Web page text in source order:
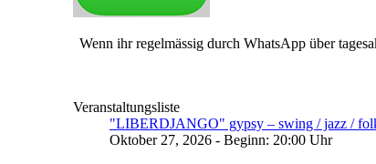
Wenn ihr regelmässig durch WhatsApp über
Veranstaltungsliste
"LIBERDJANGO" gypsy – swing / jazz /
Oktober 27, 2026 - Beginn: 20:00 Uhr